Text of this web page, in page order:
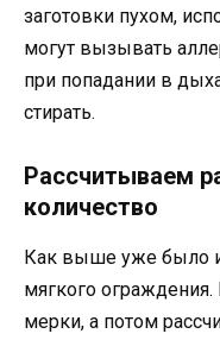
заготовки пухом,
могут вызывать
при попадании в
стирать.
Рассчитываем
количество
Как выше уже было
мягкого
мерки, а потом